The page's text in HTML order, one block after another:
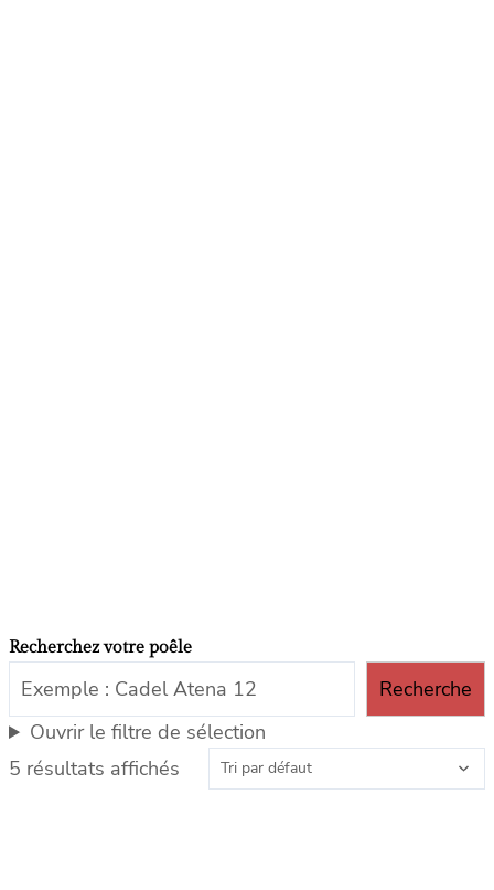
Recherchez votre poêle
Recherche
Ouvrir le filtre de sélection
5 résultats affichés